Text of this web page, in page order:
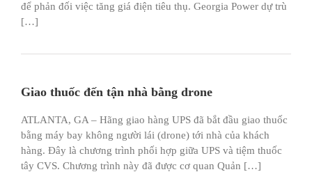
để phản đối việc tăng giá điện tiêu thụ. Georgia Power dự trù
[…]
Giao thuốc đến tận nhà bằng drone
ATLANTA, GA – Hãng giao hàng UPS đã bắt đầu giao thuốc
bằng máy bay không người lái (drone) tới nhà của khách
hàng. Đây là chương trình phối hợp giữa UPS và tiệm thuốc
tây CVS. Chương trình này đã được cơ quan Quản […]